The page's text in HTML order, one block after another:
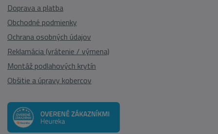
Doprava a platba
Obchodné podmienky
Ochrana osobných údajov
Reklamácia (vrátenie / výmena)
Montáž podlahových krytín
Obšitie a úpravy kobercov